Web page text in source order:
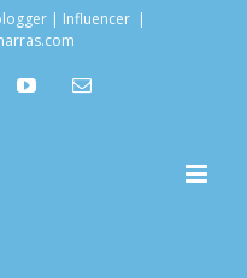
| Influencer |
youtubeEmail